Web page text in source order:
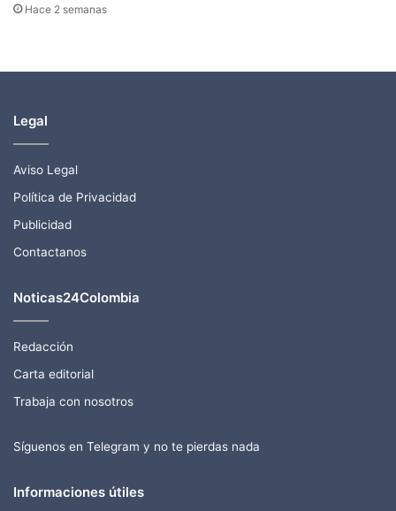
Hace 2 semanas
Legal
Aviso Legal
Política de Privacidad
Publicidad
Contactanos
Noticas24Colombia
Redacción
Carta editorial
Trabaja con nosotros
Síguenos en Telegram y no te pierdas nada
Informaciones útiles